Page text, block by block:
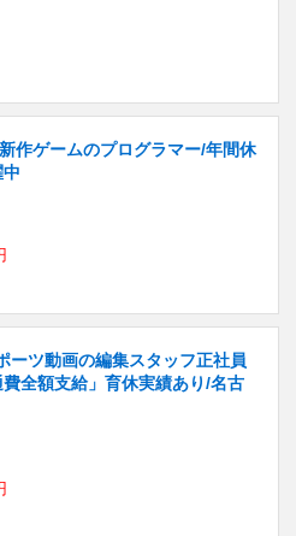
作ゲームのプログラマー/年間休
ーツ動画の編集スタッフ正社員
全額支給」育休実績あり/名古